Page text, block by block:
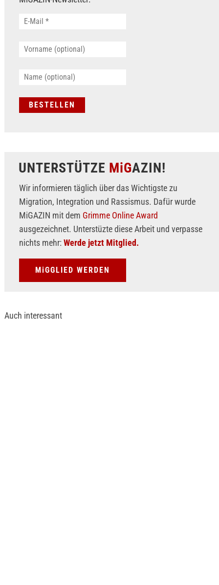
UNTERSTÜTZE MiGAZIN!
Wir informieren täglich über das Wichtigste zu
Migration, Integration und Rassismus. Dafür wurde
MiGAZIN mit dem Grimme Online Award
ausgezeichnet. Unterstüzte diese Arbeit und verpasse
nichts mehr: Werde jetzt Mitglied.
MiGGLIED WERDEN
Auch interessant